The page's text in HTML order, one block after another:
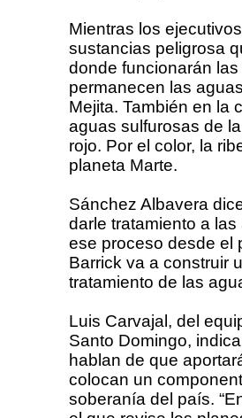
Mientras los
sustancias peligrosa
donde funcionarán
permanecen las
Mejita. También en la
aguas sulfurosas de
rojo. Por el color, la
planeta Marte.
Sánchez Albavera
darle tratamiento a
ese proceso desde el
Barrick va a construir
tratamiento de las
Luis Carvajal, del
Santo Domingo,
hablan de que
colocan un
soberanía del país.